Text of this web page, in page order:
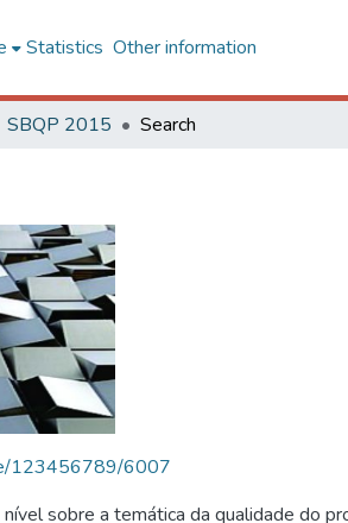
Statistics Other information
SBQP 2015 Search
123456789/6007
sobre a temática da qualidade do